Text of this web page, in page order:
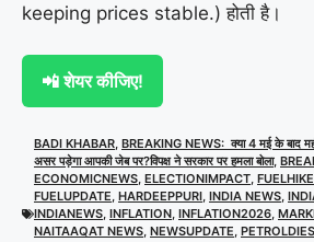
keeping prices stable.) होती है।
📲 शेयर कीजिए!
BADI KHABAR, BREAKING NEWS: क्या 4 मई के बाद
असर पड़ेगा आपकी जेब पर?विपक्ष ने सरकार पर हमला बोला,
ECONOMICNEWS, ELECTIONIMPACT, FUELHIKE
FUELUPDATE, HARDEEPPURI, INDIA NEWS,
INDIANEWS, INFLATION, INFLATION2026,
NAITAAQAT NEWS, NEWSUPDATE,